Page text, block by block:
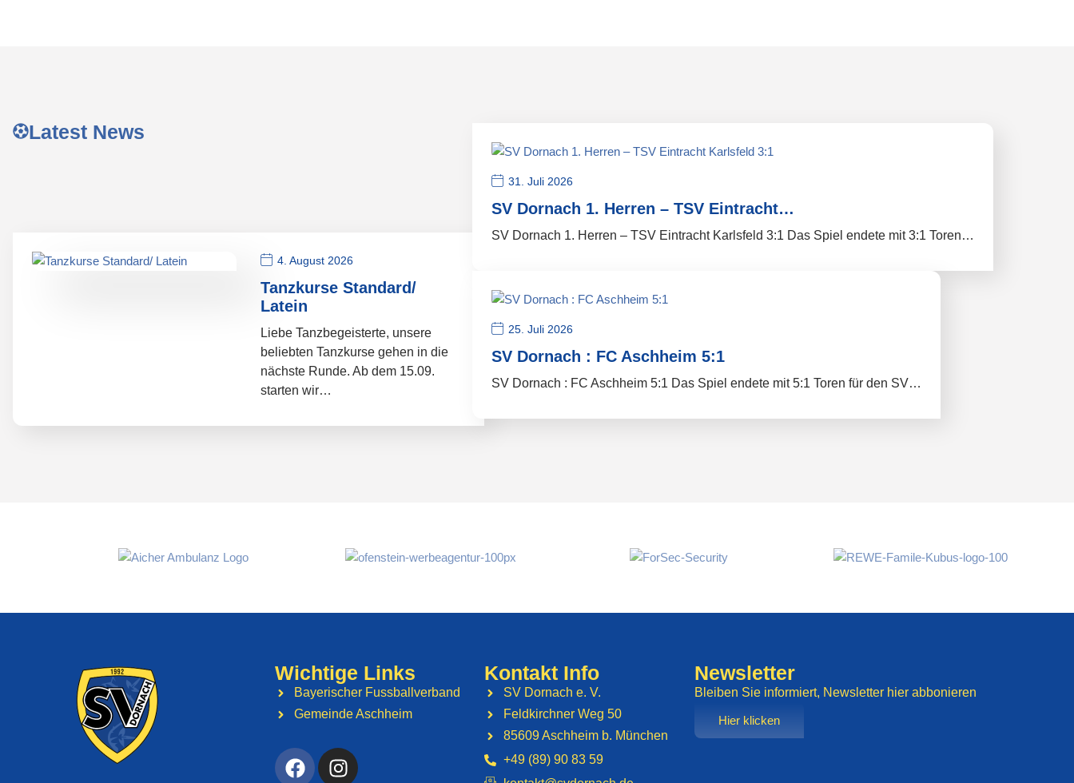
Latest News
4. August 2026
Tanzkurse Standard/
Latein
Liebe Tanzbegeisterte, unsere
beliebten Tanzkurse gehen in die
nächste Runde. Ab dem 15.09.
starten wir…
31. Juli 2026
SV Dornach 1. Herren – TSV Eintracht…
SV Dornach 1. Herren – TSV Eintracht Karlsfeld 3:1 Das Spiel endete mit 3:1 Toren…
25. Juli 2026
SV Dornach : FC Aschheim 5:1
SV Dornach : FC Aschheim 5:1 Das Spiel endete mit 5:1 Toren für den SV…
Wichtige Links
Bayerischer Fussballverband
Gemeinde Aschheim
Kontakt Info
SV Dornach e. V.
Feldkirchner Weg 50
85609 Aschheim b. München
+49 (89) 90 83 59
Newsletter
Bleiben Sie informiert, Newsletter hier abbonieren
Hier klicken